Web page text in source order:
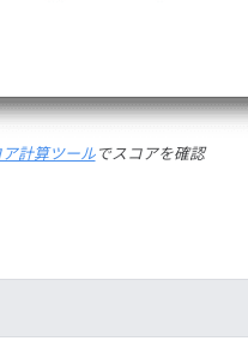
計算ツールでスコアを確認